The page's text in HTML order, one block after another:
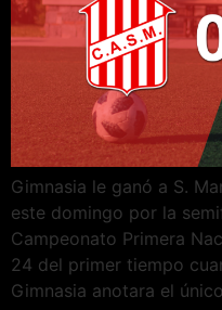
Gimnasia le ganó a S.
este domingo por la
Campeonato Primera
24 del primer tiempo
Gimnasia anotara el